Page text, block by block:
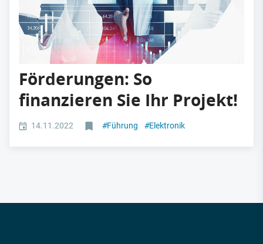
Förderungen: So
finanzieren Sie Ihr Projekt!
14.11.2022 #Führung #Elektronik